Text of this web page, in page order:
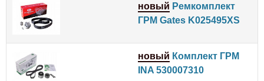
новый Ремкомплект
ГРМ Gates K025495XS
новый Комплект ГРМ
INA 530007310